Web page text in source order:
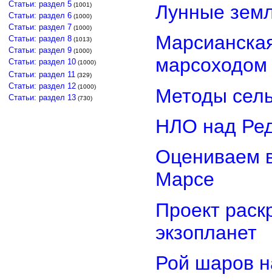
Статьи: раздел 5 (1001)
Статьи: раздел 6 (1000)
Статьи: раздел 7 (1000)
Статьи: раздел 8 (1013)
Статьи: раздел 9 (1000)
Статьи: раздел 10 (1000)
Статьи: раздел 11 (329)
Статьи: раздел 12 (1000)
Статьи: раздел 13 (730)
Лунные
марсоходом
Методы
НЛО над
Оцениваем
Марсе
Проект
экзопланет
Рой шаров